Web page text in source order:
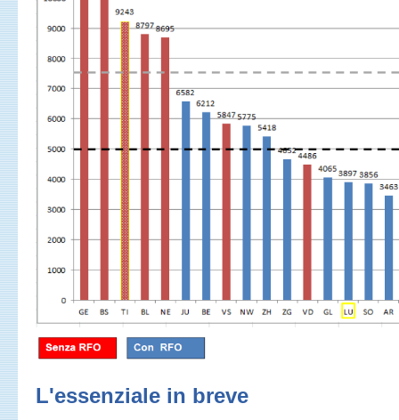
L'essenziale in breve